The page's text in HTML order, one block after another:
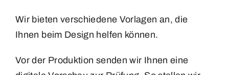
Wir bieten verschiedene Vorlagen an, die
Ihnen beim Design helfen können.
Vor der Produktion senden wir Ihnen eine